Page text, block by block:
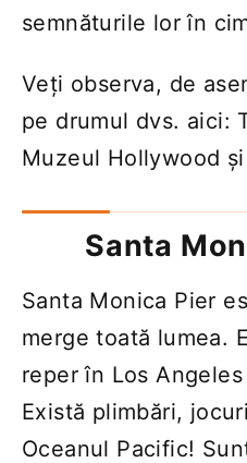
semnăturile lor în
Veți observa, de
pe drumul dvs. aici:
Muzeul Hollywood
Santa
Santa Monica Pier
merge toată lumea.
reper în Los
Există plimbări,
Oceanul Pacific!